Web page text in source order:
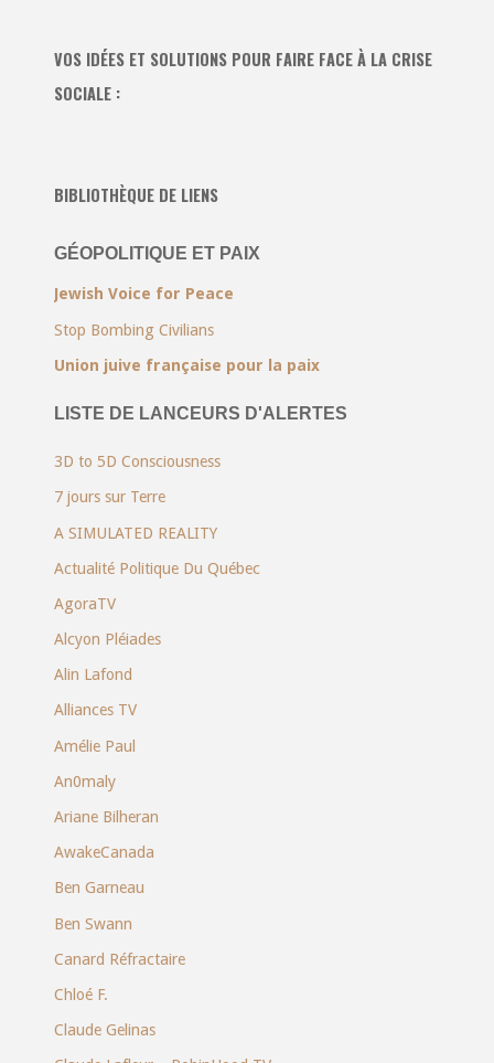
VOS IDÉES ET SOLUTIONS POUR FAIRE FACE À LA CRISE
SOCIALE :
BIBLIOTHÈQUE DE LIENS
GÉOPOLITIQUE ET PAIX
Jewish Voice for Peace
Stop Bombing Civilians
Union juive française pour la paix
LISTE DE LANCEURS D'ALERTES
3D to 5D Consciousness
7 jours sur Terre
A SIMULATED REALITY
Actualité Politique Du Québec
AgoraTV
Alcyon Pléiades
Alin Lafond
Alliances TV
Amélie Paul
An0maly
Ariane Bilheran
AwakeCanada
Ben Garneau
Ben Swann
Canard Réfractaire
Chloé F.
Claude Gelinas